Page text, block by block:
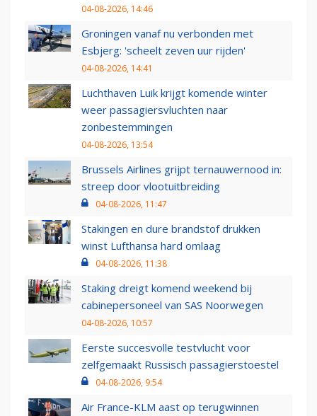
04-08-2026, 14:46
Groningen vanaf nu verbonden met
Esbjerg: 'scheelt zeven uur rijden'
04-08-2026, 14:41
Luchthaven Luik krijgt komende winter
weer passagiersvluchten naar
zonbestemmingen
04-08-2026, 13:54
Brussels Airlines grijpt ternauwernood in:
streep door vlootuitbreiding
04-08-2026, 11:47
Stakingen en dure brandstof drukken
winst Lufthansa hard omlaag
04-08-2026, 11:38
Staking dreigt komend weekend bij
cabinepersoneel van SAS Noorwegen
04-08-2026, 10:57
Eerste succesvolle testvlucht voor
zelfgemaakt Russisch passagierstoestel
04-08-2026, 9:54
Air France-KLM aast op terugwinnen